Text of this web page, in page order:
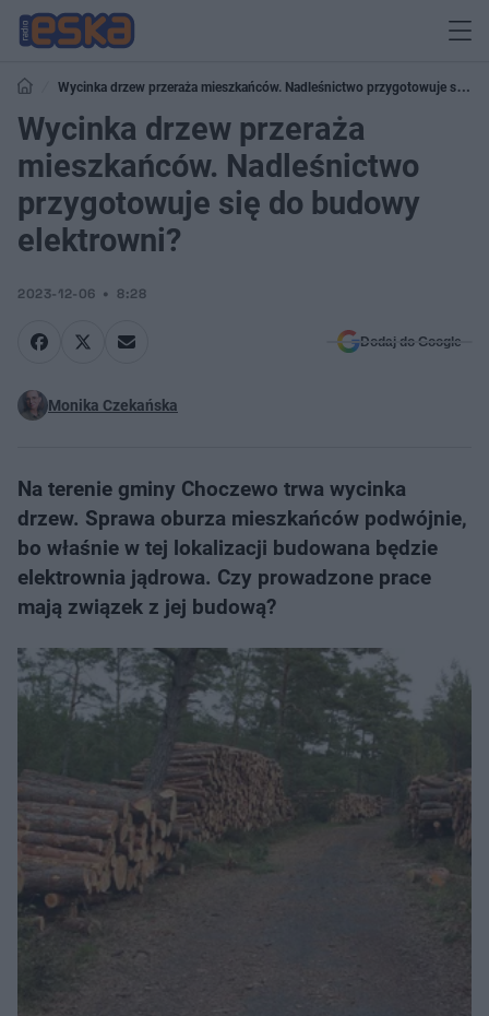
Wycinka drzew przeraża mieszkańców. Nadleśnictwo przygotowuje się do
budowy elektrowni?
Wycinka drzew przeraża
mieszkańców. Nadleśnictwo
przygotowuje się do budowy
elektrowni?
2023-12-06 8:28
Dodaj do Google
Monika Czekańska
Na terenie gminy Choczewo trwa wycinka
drzew. Sprawa oburza mieszkańców podwójnie,
bo właśnie w tej lokalizacji budowana będzie
elektrownia jądrowa. Czy prowadzone prace
mają związek z jej budową?